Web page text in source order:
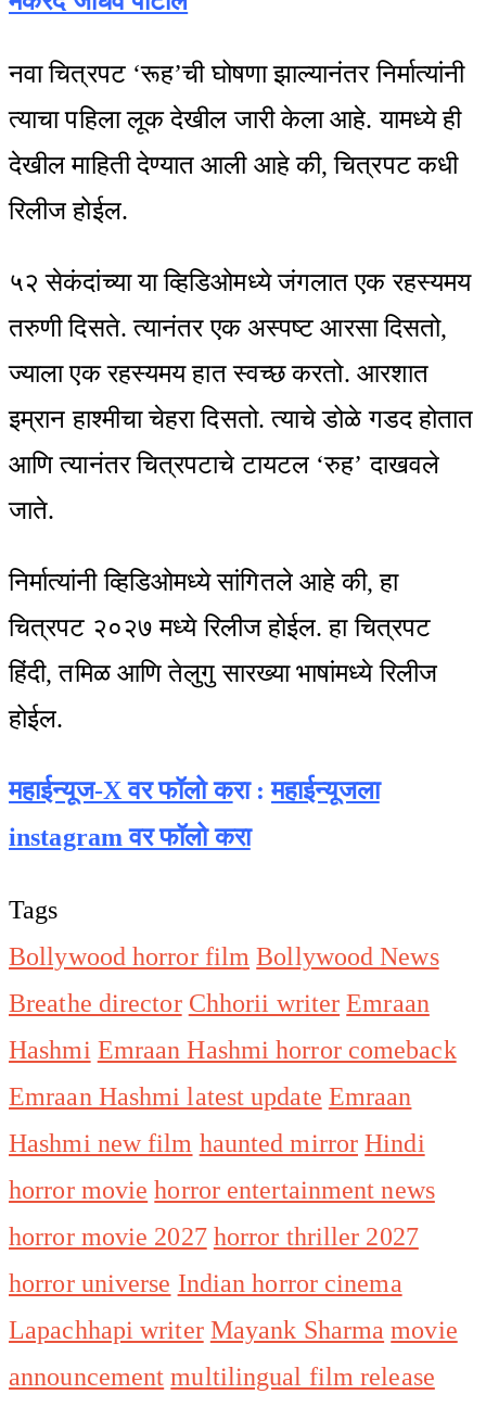
नवा चित्रपट ‘रूह’ची घोषणा झाल्यानंतर निर्मात्यांनी
त्याचा पहिला लूक देखील जारी केला आहे. यामध्ये ही
देखील माहिती देण्यात आली आहे की, चित्रपट कधी
रिलीज होईल.
५२ सेकंदांच्या या व्हिडिओमध्ये जंगलात एक रहस्यमय
तरुणी दिसते. त्यानंतर एक अस्पष्ट आरसा दिसतो,
ज्याला एक रहस्यमय हात स्वच्छ करतो. आरशात
इम्रान हाश्मीचा चेहरा दिसतो. त्याचे डोळे गडद होतात
आणि त्यानंतर चित्रपटाचे टायटल ‘रुह’ दाखवले
जाते.
निर्मात्यांनी व्हिडिओमध्ये सांगितले आहे की, हा
चित्रपट २०२७ मध्ये रिलीज होईल. हा चित्रपट
हिंदी, तमिळ आणि तेलुगु सारख्या भाषांमध्ये रिलीज
होईल.
महाईन्यूज-X वर फॉलो करा :महाईन्यूजला
instagram वर फॉलो करा
Tags
Bollywood horror film Bollywood News
Breathe director Chhorii writer Emraan
Hashmi Emraan Hashmi horror comeback
Emraan Hashmi latest update Emraan
Hashmi new film haunted mirror Hindi
horror movie horror entertainment news
horror movie 2027 horror thriller 2027
horror universe Indian horror cinema
Lapachhapi writer Mayank Sharma movie
announcement multilingual film release